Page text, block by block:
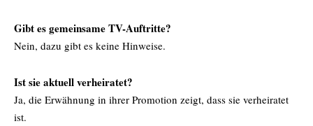
Gibt es gemeinsame TV-Auftritte?
Nein, dazu gibt es keine Hinweise.
Ist sie aktuell verheiratet?
Ja, die Erwähnung in ihrer Promotion zeigt, dass sie verheiratet
ist.